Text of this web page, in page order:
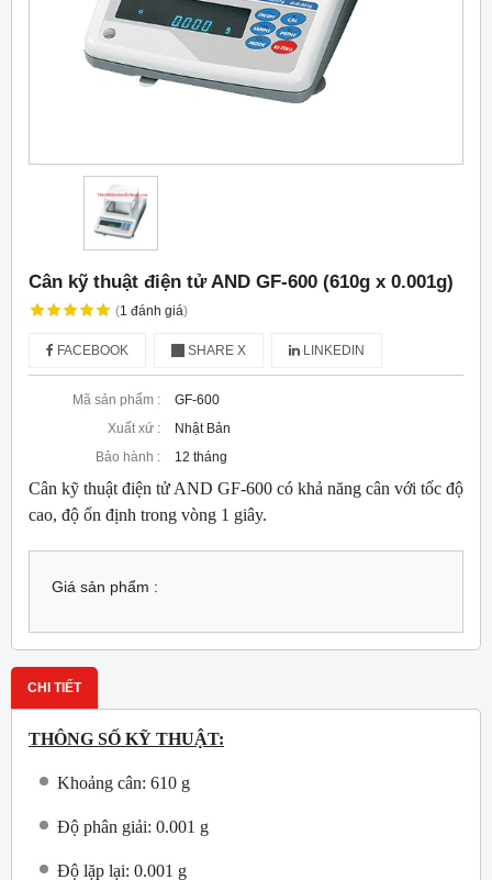
Cân kỹ thuật điện tử AND GF-600 (610g x 0.001g)
(1 đánh giá)
FACEBOOK SHARE X LINKEDIN
Mã sản phẩm :
GF-600
Xuất xứ :
Nhật Bản
Bảo hành :
12 tháng
Cân kỹ thuật điện tử AND GF-600 có khả năng cân với tốc độ
cao, độ ổn định trong vòng 1 giây.
Giá sản phẩm :
CHI TIẾT
THÔNG SỐ KỸ THUẬT:
Khoảng cân: 610 g
Độ phân giải: 0.001 g
Độ lặp lại: 0.001 g